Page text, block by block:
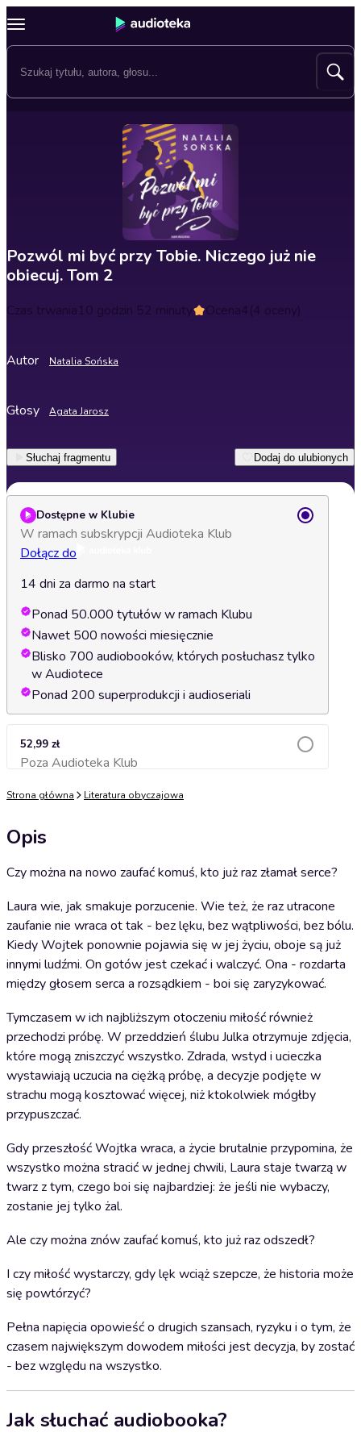
Pozwól mi być przy Tobie. Niczego już nie
obiecuj. Tom 2
Czas trwania10 godzin 52 minuty Ocena4(4 oceny)
Autor Natalia Sońska
Głosy Agata Jarosz
Słuchaj fragmentu Dodaj do ulubionych
Dostępne w Klubie
W ramach subskrypcji Audioteka Klub
Dołącz do
14 dni za darmo na start
Ponad 50.000 tytułów w ramach Klubu
Nawet 500 nowości miesięcznie
Blisko 700 audiobooków, których posłuchasz tylko
w Audiotece
Ponad 200 superprodukcji i audioseriali
52,99 zł
Poza Audioteka KlubDodaj do koszyka
Strona główna Literatura obyczajowa
Opis
Czy można na nowo zaufać komuś, kto już raz złamał serce?
Laura wie, jak smakuje porzucenie. Wie też, że raz utracone
zaufanie nie wraca ot tak - bez lęku, bez wątpliwości, bez bólu.
Kiedy Wojtek ponownie pojawia się w jej życiu, oboje są już
innymi ludźmi. On gotów jest czekać i walczyć. Ona - rozdarta
między głosem serca a rozsądkiem - boi się zaryzykować.
Tymczasem w ich najbliższym otoczeniu miłość również
przechodzi próbę. W przeddzień ślubu Julka otrzymuje zdjęcia,
które mogą zniszczyć wszystko. Zdrada, wstyd i ucieczka
wystawiają uczucia na ciężką próbę, a decyzje podjęte w
strachu mogą kosztować więcej, niż ktokolwiek mógłby
przypuszczać.
Gdy przeszłość Wojtka wraca, a życie brutalnie przypomina, że
wszystko można stracić w jednej chwili, Laura staje twarzą w
twarz z tym, czego boi się najbardziej: że jeśli nie wybaczy,
zostanie jej tylko żal.
Ale czy można znów zaufać komuś, kto już raz odszedł?
I czy miłość wystarczy, gdy lęk wciąż szepcze, że historia może
się powtórzyć?
Pełna napięcia opowieść o drugich szansach, ryzyku i o tym, że
czasem największym dowodem miłości jest decyzja, by zostać
- bez względu na wszystko.
Jak słuchać audiobooka?